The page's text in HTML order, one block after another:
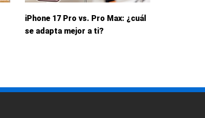
iPhone 17 Pro vs. Pro Max: ¿cuál
se adapta mejor a ti?